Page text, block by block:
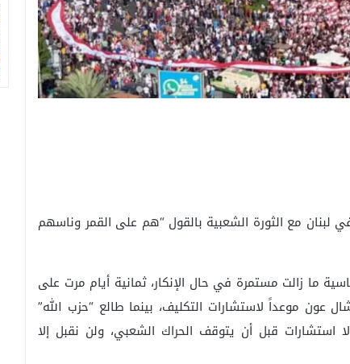
مع الثورة الشعبية بالقول “هم على القمر وناسهم
يومها الـ 21، السلطة السياسية ما زالت مستمرة في حال الإنكار، ثمانية أيام مرت على
عون موعداً لاستشارات التكليف، بينما طالع “حزب الله”
استشارات قبل أن يتوقف الحراك الشعبي، ولن نقبل إلا